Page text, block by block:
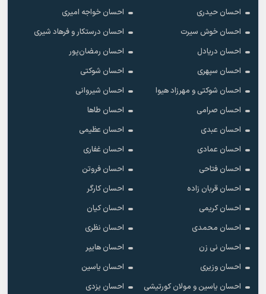
احسان حیدری
احسان خواجه امیری
احسان خوش سیرت
احسان درستکار و فرهاد شیرى
احسان دریادل
احسان رمضان‌پور
احسان سپهری
احسان شوکتی
احسان شوکتی و مهرزاد هیوا
احسان شیروانی
احسان صرامی
احسان طاها
احسان عبدی
احسان عظیمی
احسان عمادی
احسان غفاری
احسان فتاحی
احسان فروتن
احسان قربان زاده
احسان کارگر
احسان کریمی
احسان کیان
احسان محمدی
احسان نظری
احسان نی زن
احسان هایپر
احسان وزیری
احسان یاسین
احسان یاسین و مولان کورتیشی
احسان یزدی